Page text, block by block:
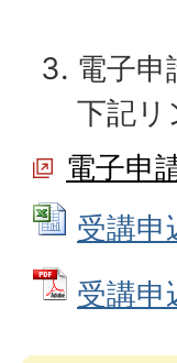
電子申
下記リ
電子申
受講申
受講申